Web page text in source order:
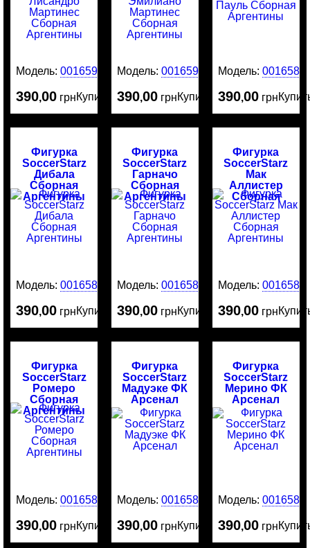
Модель:0016591
390,00 грнКупить
Модель:0016590
390,00 грнКупить
Модель: 0016589
390,00 грн
Фигурка
SoccerStarz
Дибала
Сборная
Аргентины
Модель:0016587
390,00 грнКупить
Фигурка
SoccerStarz
Гарначо
Сборная
Аргентины
Модель:0016586
390,00 грнКупить
Фигурка
SoccerStarz
Мак
Аллистер
Сборная
Аргентины
Модель: 0016584
390,00 грн
Фигурка
SoccerStarz
Ромеро
Сборная
Аргентины
Модель:0016583
390,00 грнКупить
Фигурка
SoccerStarz
Мадуэке ФК
Арсенал
Модель:0016582
390,00 грнКупить
Фигурка
SoccerStarz
Мерино ФК
Арсенал
Модель: 0016581
390,00 грн